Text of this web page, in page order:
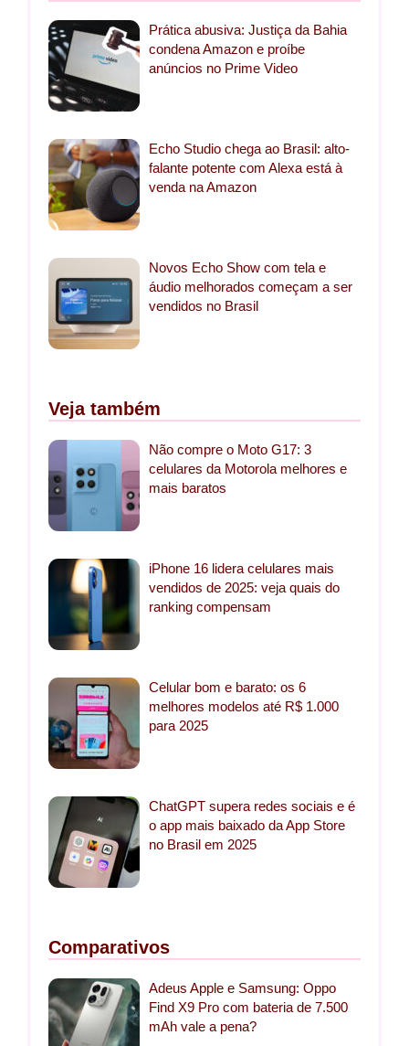
Prática abusiva: Justiça da Bahia
condena Amazon e proíbe
anúncios no Prime Video
Echo Studio chega ao Brasil: alto-
falante potente com Alexa está à
venda na Amazon
Novos Echo Show com tela e
áudio melhorados começam a ser
vendidos no Brasil
Veja também
Não compre o Moto G17: 3
celulares da Motorola melhores e
mais baratos
iPhone 16 lidera celulares mais
vendidos de 2025: veja quais do
ranking compensam
Celular bom e barato: os 6
melhores modelos até R$ 1.000
para 2025
ChatGPT supera redes sociais e é
o app mais baixado da App Store
no Brasil em 2025
Comparativos
Adeus Apple e Samsung: Oppo
Find X9 Pro com bateria de 7.500
mAh vale a pena?